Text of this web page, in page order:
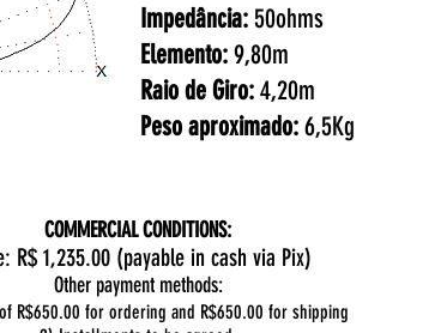
Impedância:50ohms
Elemento:9,80m
Raio de Giro:4,20m
Peso aproximado:6,5Kg
COMMERCIAL CONDITIONS:
R$ 1,235.00 (payable in cash via Pix)
Other payment methods:
R$650.00 for ordering and R$650.00 for shipping